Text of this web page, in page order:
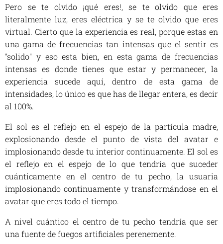
Pero se te olvido ¡qué eres!, se te olvido que eres
literalmente luz, eres eléctrica y se te olvido que eres
virtual. Cierto que la experiencia es real, porque estas en
una gama de frecuencias tan intensas que el sentir es
"solido" y eso esta bien, en esta gama de frecuencias
intensas es donde tienes que estar y permanecer, la
experiencia sucede aquí, dentro de esta gama de
intensidades, lo único es que has de llegar entera, es decir
al 100%.
El sol es el reflejo en el espejo de la partícula madre,
explosionando desde el punto de vista del avatar e
implosionando desde tu interior continuamente. El sol es
el reflejo en el espejo de lo que tendría que suceder
cuánticamente en el centro de tu pecho, la usuaria
implosionando continuamente y transformándose en el
avatar que eres todo el tiempo.
A nivel cuántico el centro de tu pecho tendría que ser
una fuente de fuegos artificiales perenemente.